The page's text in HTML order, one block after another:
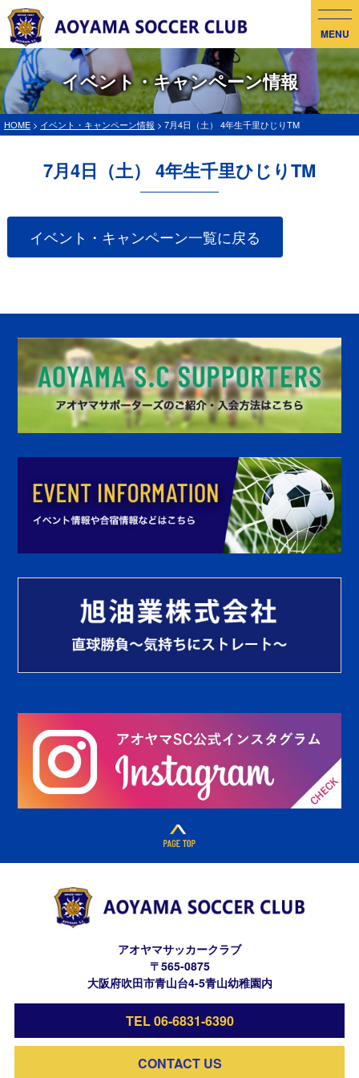
MENU
イベント・キャンペーン情報
HOME > イベント・キャンペーン情報 > 7月4日（土） 4年生千里ひじりTM
7月4日（土） 4年生千里ひじりTM
イベント・キャンペーン一覧に戻る
アオヤマサッカークラブ
〒565-0875
大阪府吹田市青山台4-5青山幼稚園内
TEL 06-6831-6390
CONTACT US